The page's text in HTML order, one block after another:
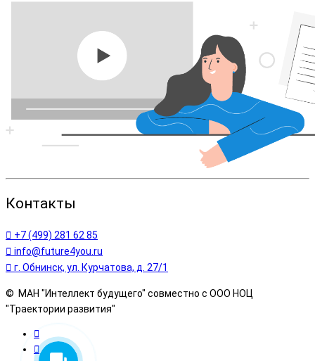
Контакты
+7 (499) 281 62 85
info@future4you.ru
г. Обнинск, ул. Курчатова, д. 27/1
© МАН "Интеллект будущего" совместно с ООО НОЦ
"Траектории развития"